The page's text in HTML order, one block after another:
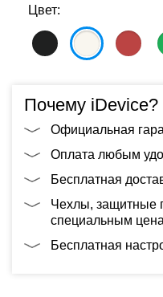
Цвет:
Почему iDevice?
Официальная
Оплата любым
Бесплатная
Чехлы, защитные
специальным
Бесплатная